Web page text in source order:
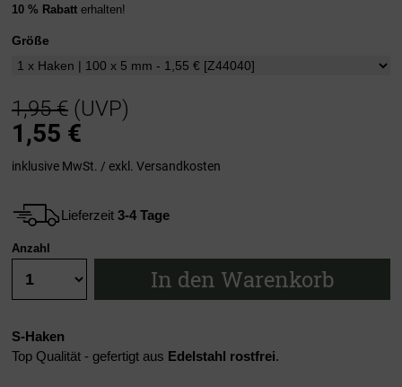
10 % Rabatt erhalten!
Größe
1,95 € (UVP)
1,55 €
inklusive MwSt. / exkl. Versandkosten
Lieferzeit 3-4 Tage
Anzahl
In den Warenkorb
S-Haken
Top Qualität - gefertigt aus Edelstahl rostfrei.